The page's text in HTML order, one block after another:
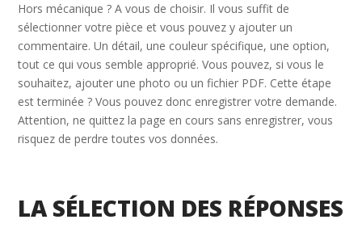
Hors mécanique ? A vous de choisir. Il vous suffit de
sélectionner votre pièce et vous pouvez y ajouter un
commentaire. Un détail, une couleur spécifique, une option,
tout ce qui vous semble approprié. Vous pouvez, si vous le
souhaitez, ajouter une photo ou un fichier PDF. Cette étape
est terminée ? Vous pouvez donc enregistrer votre demande.
Attention, ne quittez la page en cours sans enregistrer, vous
risquez de perdre toutes vos données.
LA SÉLECTION DES RÉPONSES